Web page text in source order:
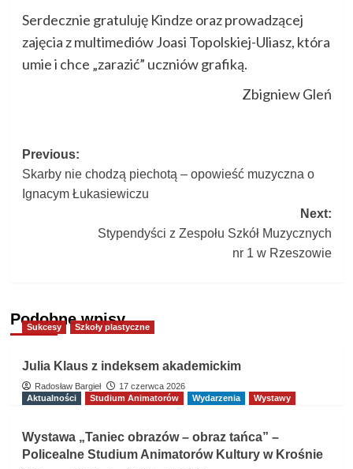
Serdecznie gratuluję Kindze oraz prowadzącej
zajęcia z multimediów Joasi Topolskiej-Uliasz, która
umie i chce „zarazić” uczniów grafiką.
Zbigniew Gleń
Post
navigation
Previous:
Skarby nie chodzą piechotą – opowieść muzyczna o
Ignacym Łukasiewiczu
Next:
Stypendyści z Zespołu Szkół Muzycznych
nr 1 w Rzeszowie
Podobne wpisy
Sukcesy Szkoły plastyczne
Julia Klaus z indeksem akademickim
Radosław Bargieł
17 czerwca 2026
Aktualności
Studium Animatorów Wydarzenia Wystawy
Wystawa „Taniec obrazów – obraz tańca” –
Policealne Studium Animatorów Kultury w Krośnie